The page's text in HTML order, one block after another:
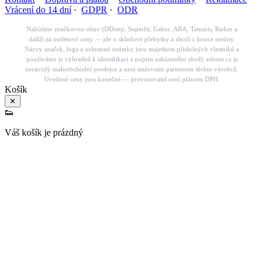
Vrácení do 14 dní· GDPR · ODR
Nabízíme značkovou obuv (DDstep, Superfit, Gabor, ARA, Tamaris, Rieker a
další) za outletové ceny — jde o skladové přebytky a zboží z konce sezóny.
Názvy značek, loga a ochranné známky jsou majetkem příslušných vlastníků a
používáme je výhradně k identifikaci a popisu nabízeného zboží; eshoes.cz je
nezávislý maloobchodní prodejce a není smluvním partnerem těchto výrobců.
Uvedené ceny jsou konečné — provozovatel není plátcem DPH.
Košík
✕
👟
Váš košík je prázdný